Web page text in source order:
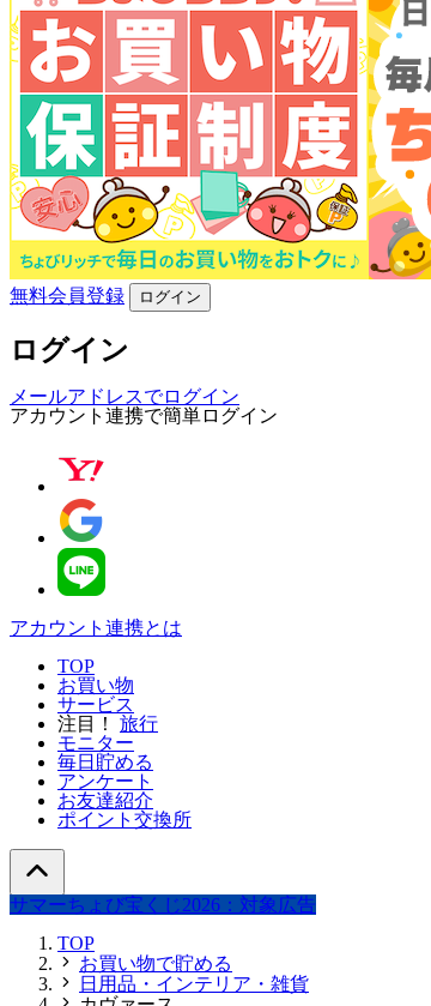
無料会員登録 ログイン
ログイン
メールアドレスでログイン
アカウント連携で簡単ログイン
アカウント連携とは
TOP
お買い物
サービス
注目！
旅行
モニター
毎日貯める
アンケート
お友達紹介
ポイント交換所
サマーちょび宝くじ2026：対象広告
TOP
お買い物で貯める
日用品・インテリア・雑貨